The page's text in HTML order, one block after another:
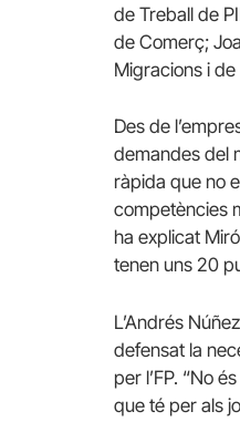
de Treball de
de Comerç;
Migracions i de
Des de
demandes del
ràpida que no
competències
ha explicat
tenen uns 20
L’Andrés
defensat la
per l’FP. “No
que té per als